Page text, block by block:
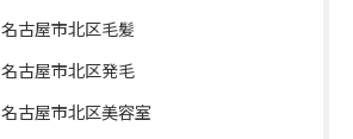
名古屋市北区毛髪
名古屋市北区発毛
名古屋市北区美容室